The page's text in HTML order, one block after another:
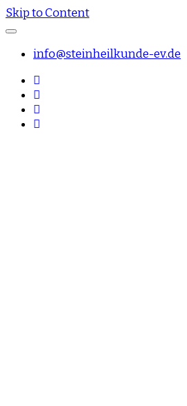
Skip to Content
info@steinheilkunde-ev.de